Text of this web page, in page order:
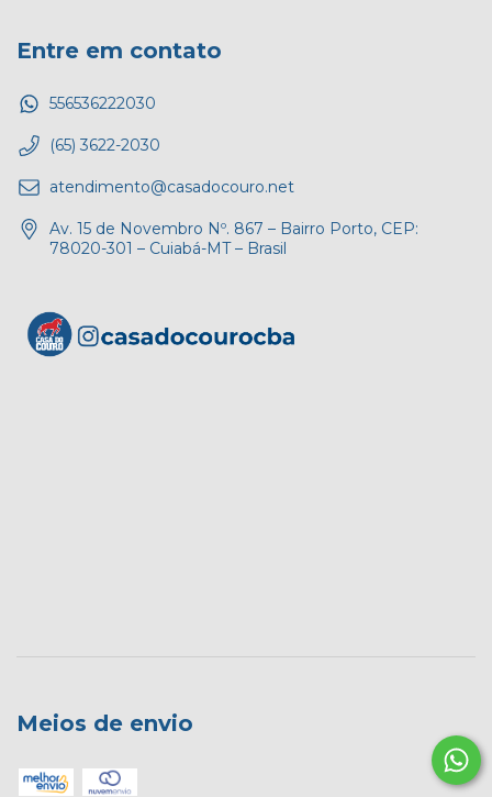
Entre em contato
556536222030
(65) 3622-2030
atendimento@casadocouro.net
Av. 15 de Novembro Nº. 867 – Bairro Porto, CEP:
78020-301 – Cuiabá-MT – Brasil
Meios de envio